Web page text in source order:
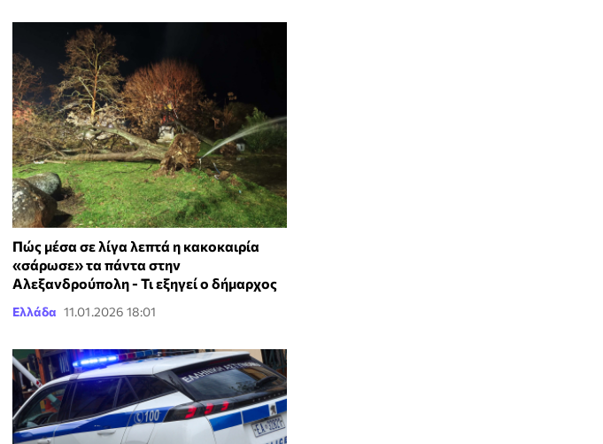
Πώς μέσα σε λίγα λεπτά η κακοκαιρία
«σάρωσε» τα πάντα στην
Αλεξανδρούπολη - Τι εξηγεί ο δήμαρχος
Ελλάδα 11.01.2026 18:01